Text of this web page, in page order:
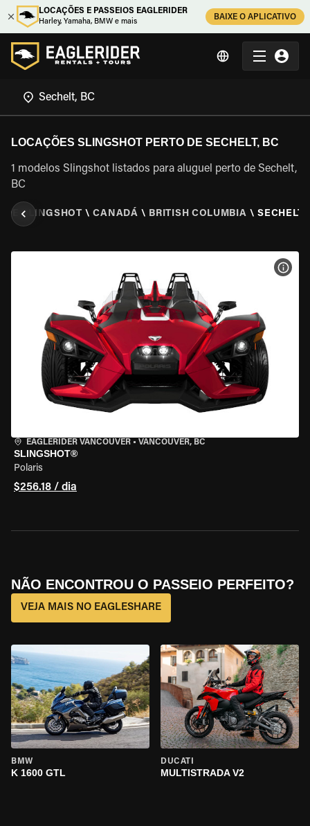
LOCAÇÕES E PASSEIOS EAGLERIDER
Harley, Yamaha, BMW e mais
BAIXE O APLICATIVO
LOCAÇÕES SLINGSHOT PERTO DE SECHELT, BC
1 modelos Slingshot listados para aluguel perto de Sechelt,
BC
DE SLINGSHOT \ CANADÁ \ BRITISH COLUMBIA \ SECHELT,
EAGLERIDER VANCOUVER • VANCOUVER, BC
SLINGSHOT®
Polaris
$256.18 / dia
VER
NÃO ENCONTROU O PASSEIO PERFEITO?
VEJA MAIS NO EAGLESHARE
BMW
K 1600 GTL
DUCATI
MULTISTRADA V2